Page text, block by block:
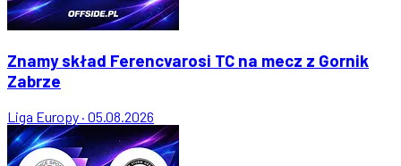
Znamy skład Ferencvarosi TC na mecz z Gornik
Zabrze
Liga Europy · 05.08.2026